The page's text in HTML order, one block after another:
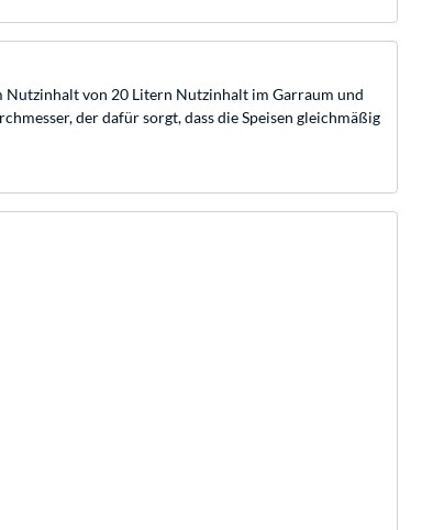
Nutzinhalt von 20 Litern Nutzinhalt im Garraum und
der dafür sorgt, dass die Speisen gleichmäßig